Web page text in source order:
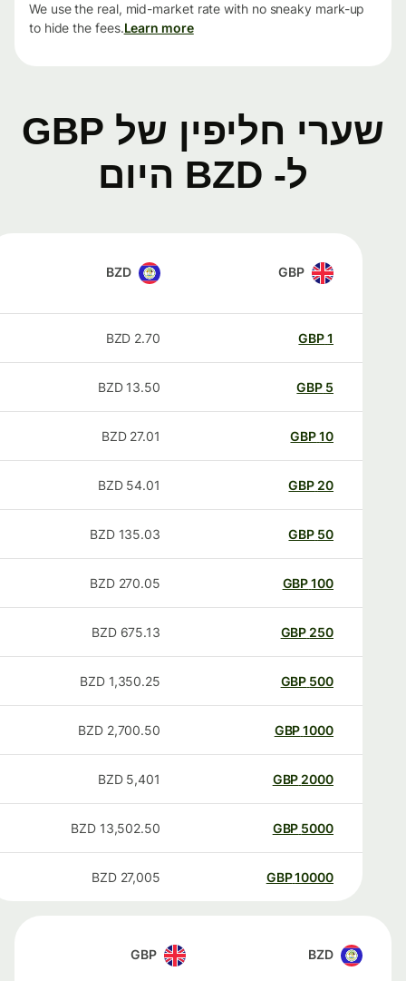
We use the real, mid-market rate with no sneaky mark-up
to hide the fees.Learn more
שערי חליפין של GBP
ל- BZD היום
GBP
BZD
GBP
2.70
BZD
GBP
13.50
BZD
GBP
27.01
BZD
20
GBP
54.01
BZD
50
GBP
135.03
BZD
100
GBP
270.05
BZD
250
GBP
675.13
BZD
500
GBP
1,350.25
BZD
1000
GBP
2,700.50
BZD
2000
GBP
5,401
BZD
5000
GBP
13,502.50
BZD
10000
GBP
27,005
BZD
BZD
GBP